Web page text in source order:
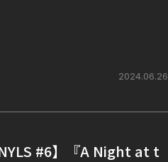
2024.06.26
#6】『A Night at t